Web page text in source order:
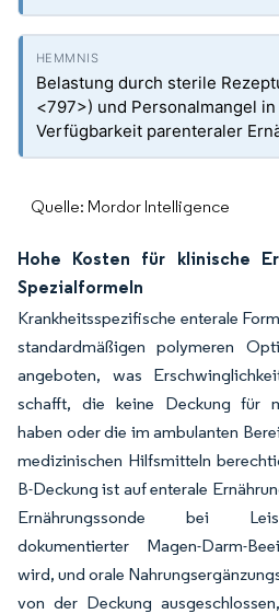
Belastung durch sterile
<797>) und Personalmangel
Verfügbarkeit parenteraler
Quelle: Mordor Intelligence
Hohe Kosten für klinische
Spezialformeln
Krankheitsspezifische enterale
standardmäßigen polymeren
angeboten, was
schafft, die keine Deckung für
haben oder die im ambulanten
medizinischen Hilfsmitteln
B-Deckung ist auf enterale
Ernährungssonde bei
dokumentierter Magen-Darm-
wird, und orale
von der Deckung